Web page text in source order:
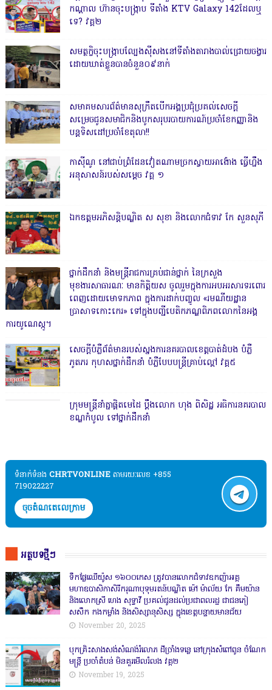
កណ្តាល ហ៊ានចុះបង្ក្រាប ទីតាំង KTV Galaxy 142ដែលឬ
ទេ? វគ្គ២
សមត្ថកិ្ចចុះបង្ក្រាបល្បែងស៊ីសងនៅទីតាំងតារាងបាល់ជ្រោយចង្វារ
ដោយឃាត់ខ្លួនបានចំនួន០៩នាក់
សមាគមសារព័ត៌មានសុក្រឹតបើកអង្គប្រជុំប្រគល់សេចក្តី
សម្រេចជូនសមាជិកនិងបូកសរុបរបាយការណ៍ប្រចាំខែកញ្ញានិង
បន្តទិសដៅប្រចាំខែតុលា!!
កាសុីណូ នៅជាប់ព្រំដែនវៀតណាមច្រកស្វាយអាង៉ោង ធ្វើហ្នឹង
អនុសាសន៍របស់សម្ដេច វគ្គ ១
ឯកឧត្តមអភិសន្តិបណ្ឌិត ស សុខា និងលោកជំទាវ កែ សួនសុភី
ថ្នាក់ដឹកនាំ និងមន្ត្រីរាជការគ្រប់ជាន់ថ្នាក់ នៃក្រសួង
មុខងារសាធារណៈ មានកិត្តិយស ចូលរួមក្នុងការអបអរសារទរពោរ
ពេញដោយមោទកភាព ក្នុងការដាក់បញ្ចូល «រមណីយដ្ឋាន
ប្រាសាទកោះកេរ» ទៅក្នុងបញ្ជីបេតិកភណ្ឌពិភពលោកនៃអង្គ
ការយូណេស្កូ។
សេចក្តីបំភ្លឺព័ត៌មានរបស់ស្នងការនគរបាលខេត្តបាត់ដំបង បំភ្លឺ
ភូតភរ កុហសថ្នាក់ដឹកនាំ បំភ្លឺបែបបន្ត្រីគ្រាប់ល្ពៅ វគ្គ៥
ក្រុមមន្ត្រីនាំគ្នាផ្ដិតមេដៃ ប្ដឹងលោក ហុង ពិសិដ្ឋ អធិការនគរបាល
ខណ្ឌកំបូល ទៅថ្នាក់ដឹកនាំ
ទំនាក់ទំនង​​ CHRTVONLINE តាមរយៈលេខ +855
719022227
ចុចតំណតេលេក្រាម
អត្ថបទថ្មីៗ
ទឹកផ្លែឈើយ៉ូស ១៦០០កេស ត្រូវបានលោកជំទាវឧកញ៉ាអគ្គ
មហាឧបាសិកាសិរីករុណាបុទុមរតន៍បណ្ឌិត ម៉ៅ ម៉ាល័យ កែ គឹមយ៉ាន
និងលោកស្រី ហេង សុទ្ធាវី ប្រគល់ជូនដល់ប្រជាពលរដ្ឋ ជាជនភៀ
សសឹក កងកម្លាំង និងសិស្សានុសិស្ស ក្នុងខេត្តបន្ទាយមានជ័យ
November 20, 2025
បុកគ្រិះសាងសង់សំណង់រំលោភ ដីច្រាំងទន្លេ នៅក្រុងសំពៅពូន ចំណែក
មន្ត្រី ប្រចាំតំបន់ មិនគួរមើលរំលង វគ្គ២
November 19, 2025